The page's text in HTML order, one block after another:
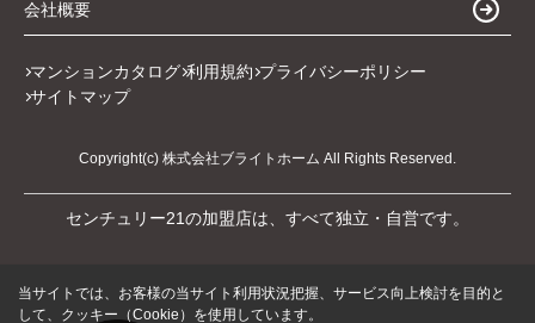
会社概要
マンションカタログ 利用規約 プライバシーポリシー
サイトマップ
Copyright(c) 株式会社ブライトホーム All Rights Reserved.
センチュリー21の加盟店は、すべて独立・自営です。
当サイトでは、お客様の当サイト利用状況把握、サービス向上検討を目的と
して、クッキー（Cookie）を使用しています。